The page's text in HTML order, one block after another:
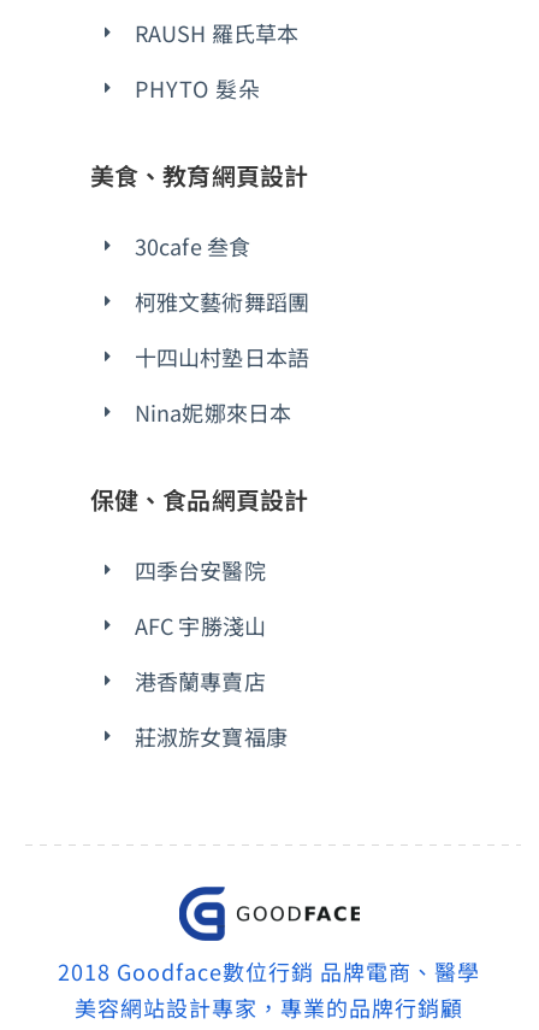
RAUSH 羅氏草本
PHYTO 髮朵
美食、教育網頁設計
30cafe 叁食
柯雅文藝術舞蹈團
十四山村塾日本語
Nina妮娜來日本
保健、食品網頁設計
四季台安醫院
AFC 宇勝淺山
港香蘭專賣店
莊淑旂女寶福康
2018 Goodface數位行銷 品牌電商、醫學
美容網站設計專家，專業的品牌行銷顧